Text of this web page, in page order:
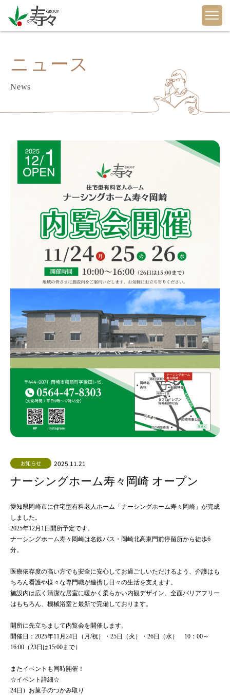
ニュース
News
お知らせ 2025.11.21
ナーシングホーム寿々岡崎 オープン
愛知県岡崎市に住宅型有料老人ホーム「ナーシングホーム寿々岡崎」が完成
しました。
2025年12月1日開所予定です。
ナーシングホーム寿々岡崎は名鉄バス・岡崎北高東門前停留所から徒歩6
分。
医療依存度の高い方でも安全に安心してお過ごしいただけるよう、介護はも
ちろん看護や様々な専門職が連携し日々の生活を支えます。
施設内は広く清潔な居室に暖かく柔らかい内観デザイン、全面バリアフリー
はもちろん、機械浴室と最新で完備しております。
開所に先立ちまして内覧会を開催します。
開催日：2025年11月24日（月/祝）・25日（火）・26日（水） 10：00～
16:00（23日は15:00まで）
またイベントも同時開催！
☆イベント詳細☆
24日）お菓子のつかみ取り